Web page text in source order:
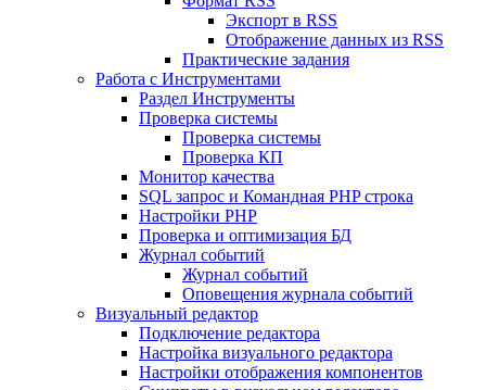
Экспорт в RSS
Отображение данных из RSS
Практические задания
Работа с Инструментами
Раздел Инструменты
Проверка системы
Проверка системы
Проверка КП
Монитор качества
SQL запрос и Командная PHP строка
Настройки PHP
Проверка и оптимизация БД
Журнал событий
Журнал событий
Оповещения журнала событий
Визуальный редактор
Подключение редактора
Настройка визуального редактора
Настройки отображения компонентов